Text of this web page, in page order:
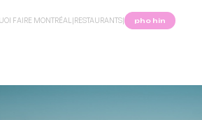
FAIRE MONTRÉAL |RESTAURANTS| pho hin